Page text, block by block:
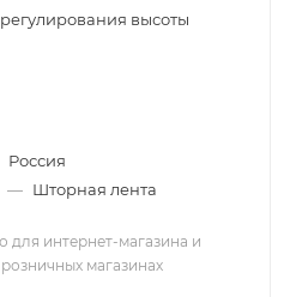
высоты
Россия
— Шторная лента
для интернет-магазина и
магазинах